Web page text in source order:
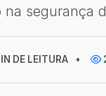
segurança
DE LEITURA •